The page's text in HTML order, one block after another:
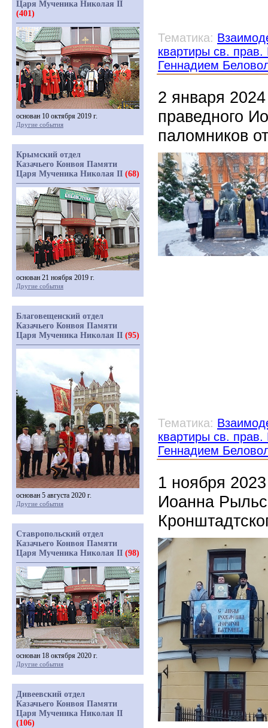
Тематика:
квартиры св.
Геннадием
2 января
праведного
паломников
Тематика:
квартиры св.
Геннадием
1 ноября
Иоанна
Царя Мученика Николая II
(401)
основан 10 октября 2019 г.
Другие события
Крымский отдел
Казачьего Конвоя Памяти
Царя Мученика Николая II (68)
основан 21 ноября 2019 г.
Другие события
Благовещенский отдел
Казачьего Конвоя Памяти
Царя Мученика Николая II (95)
основан 5 августа 2020 г.
Другие события
Ставропольский отдел
Казачьего Конвоя Памяти
Царя Мученика Николая II (98)
основан 18 октября 2020 г.
Другие события
Дивеевский отдел
Казачьего Конвоя Памяти
Царя Мученика Николая II
(106)